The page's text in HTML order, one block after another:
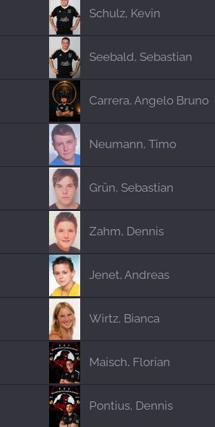
Schulz, Kevin
Seebald, Sebastian
Carrera, Angelo Bruno
Neumann, Timo
Grün, Sebastian
Zahm, Dennis
Jenet, Andreas
Wirtz, Bianca
Maisch, Florian
Pontius, Dennis